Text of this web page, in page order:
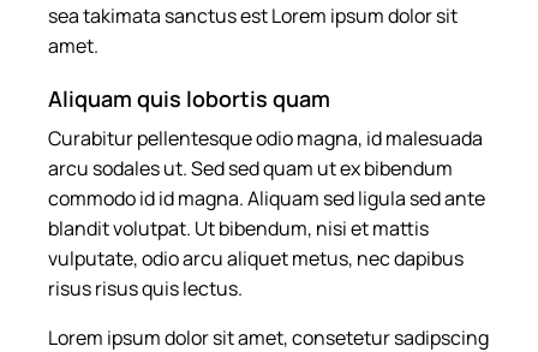
sea takimata sanctus est Lorem ipsum dolor sit
amet.
Aliquam quis lobortis quam
Curabitur pellentesque odio magna, id malesuada
arcu sodales ut. Sed sed quam ut ex bibendum
commodo id id magna. Aliquam sed ligula sed ante
blandit volutpat. Ut bibendum, nisi et mattis
vulputate, odio arcu aliquet metus, nec dapibus
risus risus quis lectus.
Lorem ipsum dolor sit amet, consetetur sadipscing